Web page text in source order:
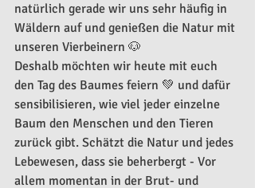
natürlich gerade wir uns sehr häufig in
Wäldern auf und genießen die Natur mit
unseren Vierbeinern 🐶
Deshalb möchten wir heute mit euch
den Tag des Baumes feiern 💚 und dafür
sensibilisieren, wie viel jeder einzelne
Baum den Menschen und den Tieren
zurück gibt. Schätzt die Natur und jedes
Lebewesen, dass sie beherbergt - Vor
allem momentan in der Brut- und